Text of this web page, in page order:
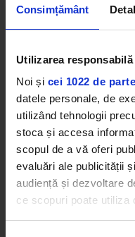
Consimțământ
Utilizarea
Noi și cei 1022 de
datele personale, de
utilizând tehnologii
stoca și accesa
scopul de a vă oferi
evaluări ale publicității
audiență și dezvoltare
ce scopuri poate utiliza